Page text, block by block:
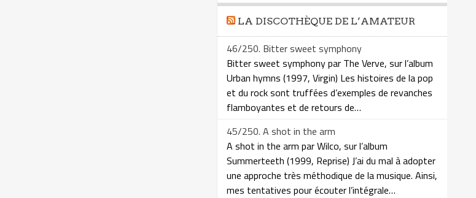
LA DISCOTHÈQUE DE L’AMATEUR
46/250. Bitter sweet symphony
Bitter sweet symphony par The Verve, sur l’album
Urban hymns (1997, Virgin) Les histoires de la pop
et du rock sont truffées d’exemples de revanches
flamboyantes et de retours de…
45/250. A shot in the arm
A shot in the arm par Wilco, sur l’album
Summerteeth (1999, Reprise) J’ai du mal à adopter
une approche très méthodique de la musique. Ainsi,
mes tentatives pour écouter l’intégrale…